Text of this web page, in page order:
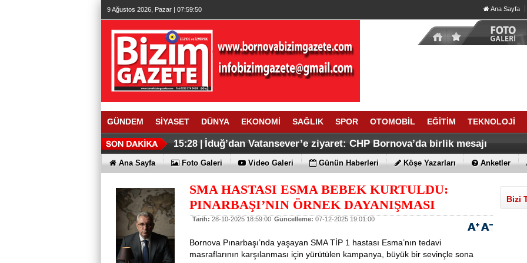
9 Ağustos 2026, Pazar | 07:59:50 Ana Sayfa
GÜNDEM SİYASET DÜNYA EKONOMİ SAĞLIK SPOR OTOMOBİL EĞİTİM TEKNOLOJİ
15:28 | İduğ’dan Vatansever’e ziyaret: CHP Bornova’da birlik mesajı
Ana Sayfa Foto Galeri Video Galeri Günün Haberleri Köşe Yazarları Anketler
SMA HASTASI ESMA BEBEK KURTULDU:
PINARBAŞI’NIN ÖRNEK DAYANIŞMASI
Tarih: 28-10-2025 18:59:00 Güncelleme: 07-12-2025 19:01:00
Bornova Pınarbaşı’nda yaşayan SMA TİP 1 hastası Esma’nın tedavi
masraflarının karşılanması için yürütülen kampanya, büyük bir sevinçle sona
Bizi